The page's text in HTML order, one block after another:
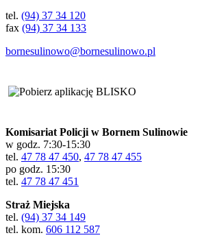
tel. (94) 37 34 120
fax (94) 37 34 133
bornesulinowo@bornesulinowo.pl
Komisariat Policji w Bornem Sulinowie
w godz. 7:30-15:30
tel. 47 78 47 450, 47 78 47 455
po godz. 15:30
tel. 47 78 47 451
Straż Miejska
tel. (94) 37 34 149
tel. kom. 606 112 587